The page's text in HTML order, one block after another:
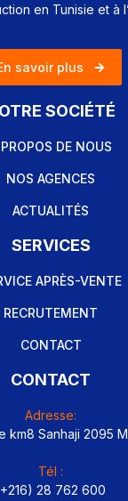
en Tunisie et à
savoir plus
SOCIÉTÉ
DE NOUS
NOS AGENCES
ACTUALITÉS
SERVICES
APRÈS-VENTE
RECRUTEMENT
CONTACT
CONTACT
Adresse:
km8 Sanhaji 2095
Tél :
28 762 600